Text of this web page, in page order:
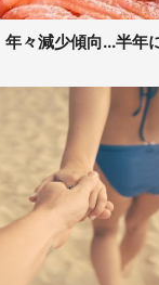
年々減少傾向...半